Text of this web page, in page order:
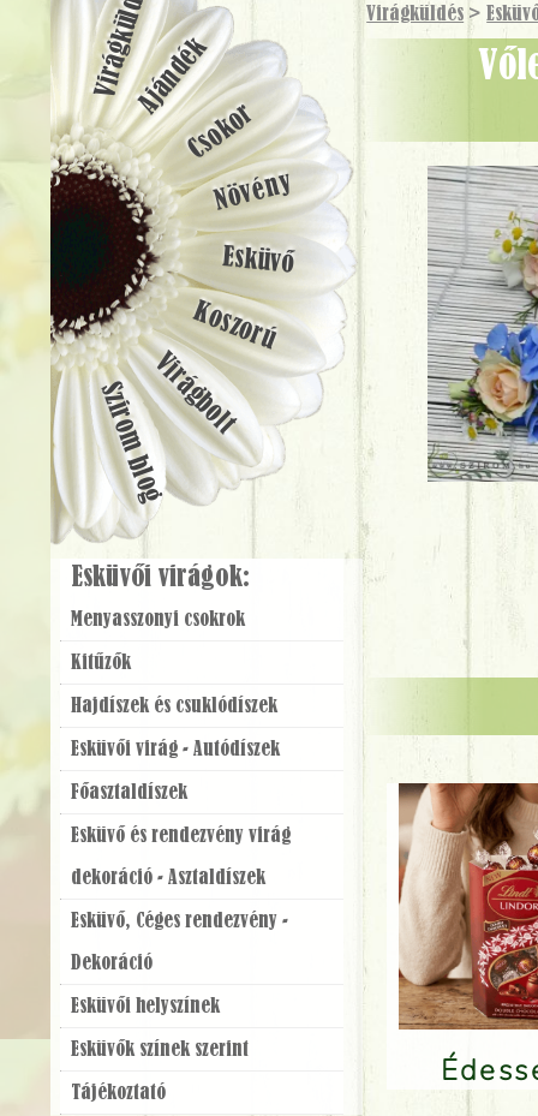
Virágküldés >
Vőlegény kitűző hortenziából (hortenzia, wax, rózsa, liziantusz,
VirágküldésAjándék
Csokor
Növény
Esküvő
Koszorú
Virágbolt
Szirom blog
Esküvői virágok:
Menyasszonyi csokrok
Kitűzők
Hajdíszek és csuklódíszek
Esküvői virág - Autódíszek
Főasztaldíszek
Esküvő és rendezvény virág
dekoráció - Asztaldíszek
Esküvő, Céges rendezvény -
Dekoráció
Esküvői helyszínek
Esküvők színek szerint
Tájékoztató